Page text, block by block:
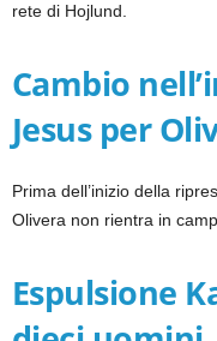
rete di Hojlund.
Cambio
Jesus per
Prima dell’inizio della
Olivera non rientra in
Espulsione